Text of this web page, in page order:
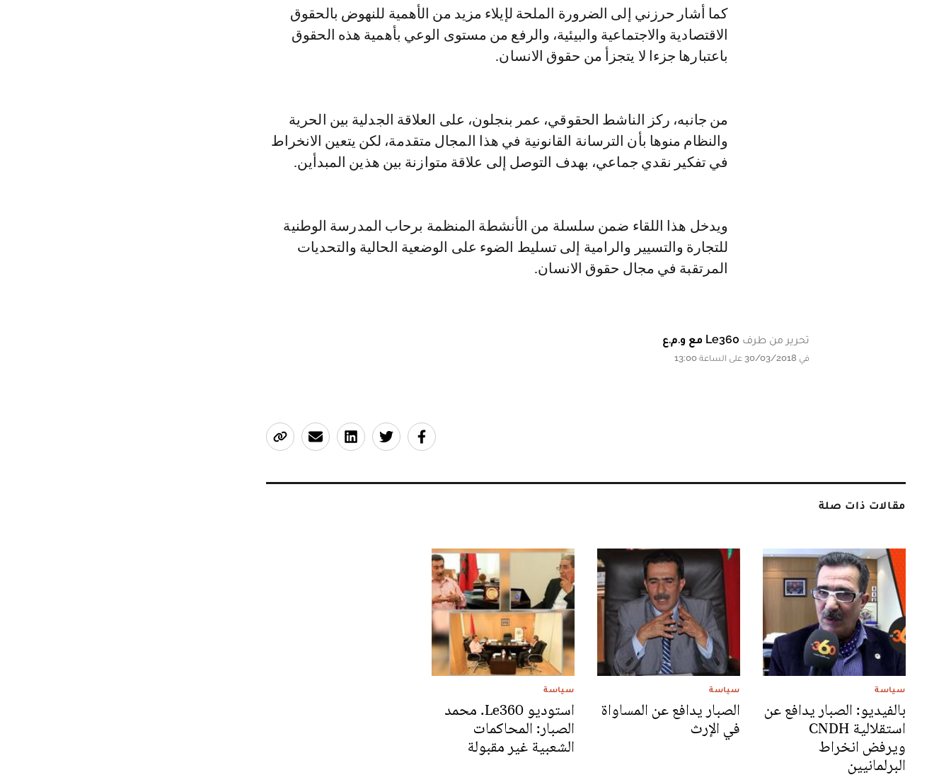
كما أشار حرزني إلى الضرورة الملحة لإيلاء مزيد من الأهمية للنهوض بالحقوق
الاقتصادية والاجتماعية والبيئية، والرفع من مستوى الوعي بأهمية هذه الحقوق
باعتبارها جزءا لا يتجزأ من حقوق الانسان.
من جانبه، ركز الناشط الحقوقي، عمر بنجلون، على العلاقة الجدلية بين الحرية
والنظام منوها بأن الترسانة القانونية في هذا المجال متقدمة، لكن يتعين الانخراط
في تفكير نقدي جماعي، بهدف التوصل إلى علاقة متوازنة بين هذين المبدأين.
ويدخل هذا اللقاء ضمن سلسلة من الأنشطة المنظمة برحاب المدرسة الوطنية
للتجارة والتسيير والرامية إلى تسليط الضوء على الوضعية الحالية والتحديات
المرتقبة في مجال حقوق الانسان.
تحرير من طرف Le360 مع و.م.ع
في 30/03/2018 على الساعة 13:00
مقالات ذات صلة
سياسة
بالفيديو: الصبار يدافع عن
استقلالية CNDH
ويرفض انخراط
البرلمانيين
سياسة
الصبار يدافع عن المساواة
في الإرث
سياسة
استوديو Le360. محمد
الصبار: المحاكمات
الشعبية غير مقبولة